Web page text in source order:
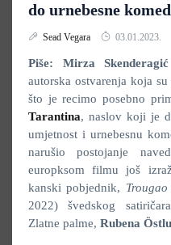
do urnebesne
Sead Vegara 03.01.2023.
Piše: Mirza Skenderagić
autorska ostvarenja koja
što je recimo posebno
Tarantina, naslov koji je
umjetnost i urnebesnu
narušio postojanje
europksom filmu još
kanski pobjednik,
2022) švedskog
Zlatne palme, Rubena